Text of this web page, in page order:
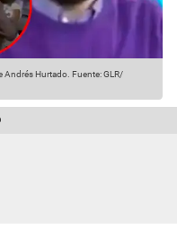
Andrés Hurtado. Fuente: GLR/